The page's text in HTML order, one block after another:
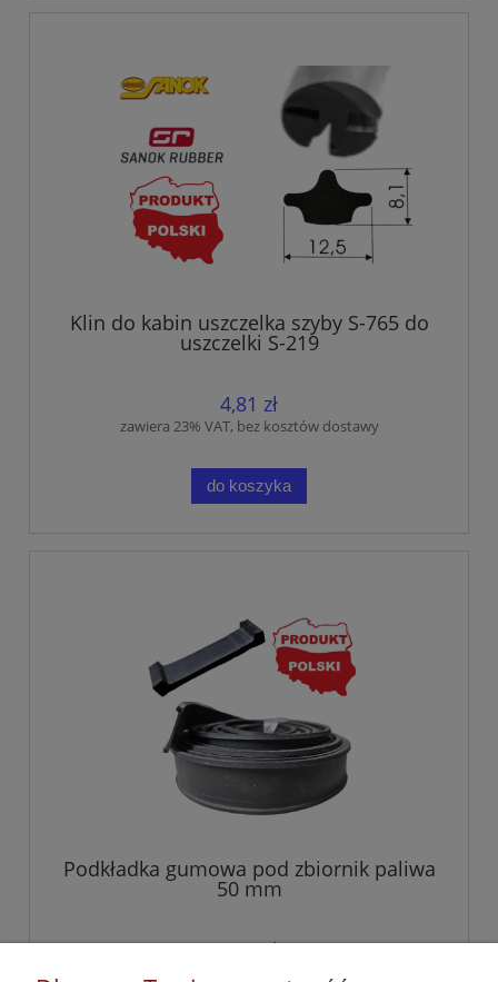
Klin do kabin uszczelka szyby S-765 do
uszczelki S-219
4,81 zł
zawiera 23% VAT, bez kosztów dostawy
do koszyka
Podkładka gumowa pod zbiornik paliwa
50 mm
9,23 zł